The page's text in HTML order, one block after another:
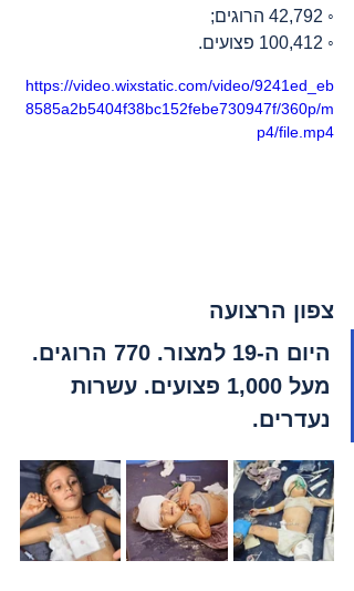
◦ 42,792 הרוגים;
◦ 100,412 פצועים.
https://video.wixstatic.com/video/9241ed_eb
8585a2b5404f38bc152febe730947f/360p/m
p4/file.mp4
צפון הרצועה
היום ה-19 למצור. 770 הרוגים.
מעל 1,000 פצועים. עשרות
נעדרים.